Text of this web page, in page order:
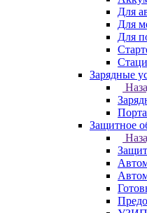
Для
Для
Для
Зарядные
Защитное